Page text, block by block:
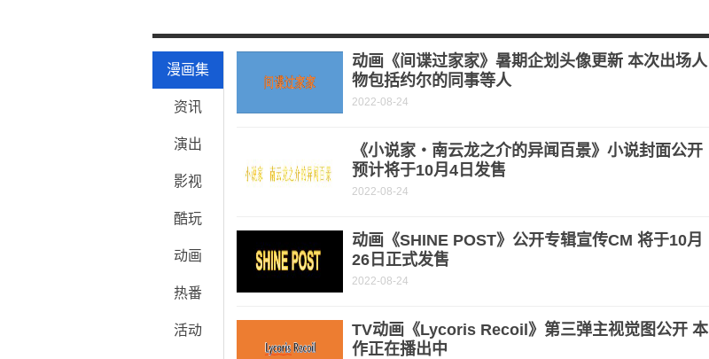
漫画集
资讯
演出
影视
酷玩
动画
热番
活动
动画《间谍过家家》暑期企划头像更新 本次出场人
物包括约尔的同事等人
2022-08-24
《小说家・南云龙之介的异闻百景》小说封面公开
预计将于10月4日发售
2022-08-24
动画《SHINE POST》公开专辑宣传CM 将于10月
26日正式发售
2022-08-24
TV动画《Lycoris Recoil》第三弹主视觉图公开 本
作正在播出中